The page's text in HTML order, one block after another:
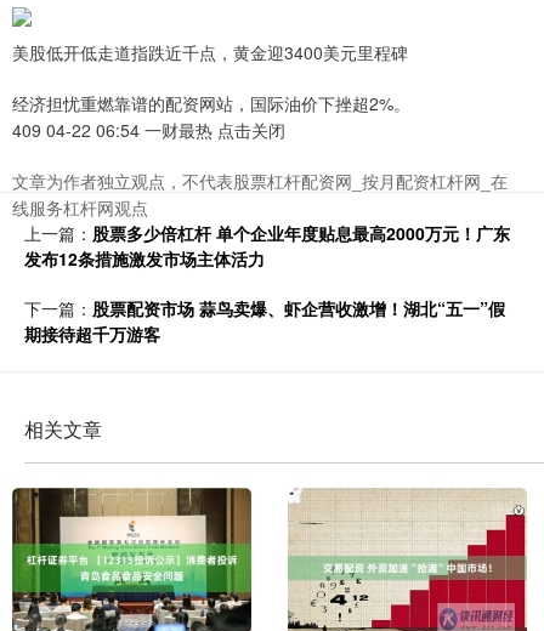
美股低开低走道指跌近千点，黄金迎3400美元里程碑
经济担忧重燃靠谱的配资网站，国际油价下挫超2%。
409 04-22 06:54 一财最热 点击关闭
文章为作者独立观点，不代表股票杠杆配资网_按月配资杠杆网_在
线服务杠杆网观点
上一篇： 股票多少倍杠杆 单个企业年度贴息最高2000万元！广东
发布12条措施激发市场主体活力
下一篇： 股票配资市场 蒜鸟卖爆、虾企营收激增！湖北“五一”假
期接待超千万游客
相关文章